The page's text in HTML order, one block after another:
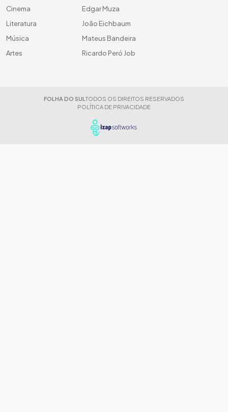
Cinema
Literatura
Música
Artes
Edgar Muza
João Eichbaum
Mateus Bandeira
Ricardo Peró Job
FOLHA DO SUL TODOS OS DIREITOS RESERVADOS
POLÍTICA DE PRIVACIDADE